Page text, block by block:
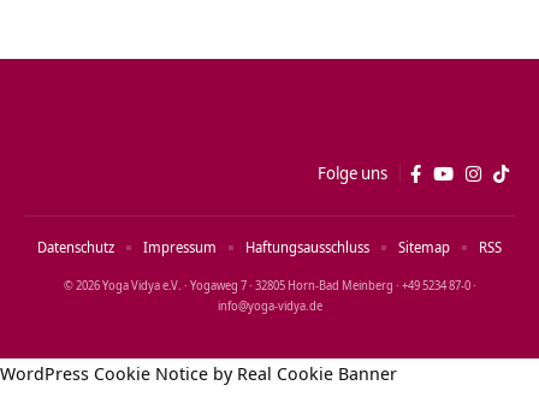
Folge uns
© 2026 Yoga Vidya e.V. · Yogaweg 7 · 32805 Horn‑Bad Meinberg · +49 5234 87‑0 ·
info@yoga‑vidya.de
Datenschutz Impressum Haftungsausschluss Sitemap RSS
WordPress Cookie Notice by Real Cookie Banner